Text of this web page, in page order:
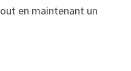
en maintenant un